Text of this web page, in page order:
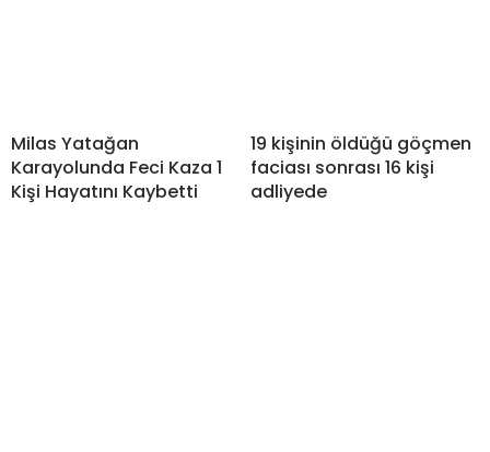
Milas Yatağan
Karayolunda Feci Kaza 1
Kişi Hayatını Kaybetti
19 kişinin öldüğü göçmen
faciası sonrası 16 kişi
adliyede